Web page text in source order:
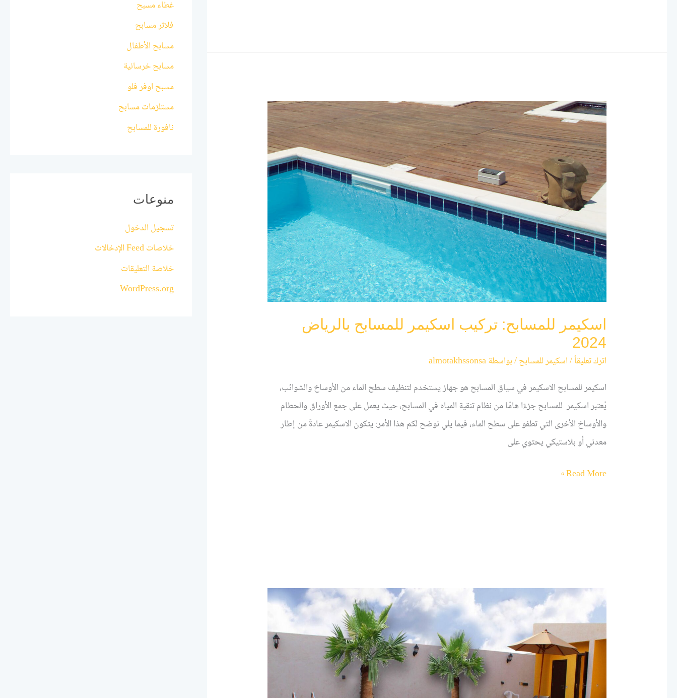
اسكيمر للمسابح: تركيب اسكيمر للمسابح بالرياض
2024
اترك تعليقاً/اسكيمر للمسابح/ بواسطةalmotakhssonsa
اسكيمر للمسابح الاسكيمر في سياق المسابح هو جهاز يستخدم لتنظيف سطح الماء من الأوساخ والشوائب،
يُعتبر اسكيمر للمسابح جزءًا هامًا من نظام تنقية المياه في المسابح، حيث يعمل على جمع الأوراق والحطام
والأوساخ الأخرى التي تطفو على سطح الماء، فيما يلي نوضح لكم هذا الأمر: يتكون الاسكيمر عادةً من إطار
معدني أو بلاستيكي يحتوي على
اسكيمر
للمسابح:
تركيب
اسكيمر
للمسابح
بالرياض
Read More »
أفضل
أنواع
فلاتر
للمسابح:
تركيب
فلاتر
غطاء مسبح
فلاتر مسابح
مسابح الأطفال
مسابح خرسانية
مسبح اوفر فلو
مستلزمات مسابح
نافورة للمسابح
منوعات
تسجيل الدخول
خلاصات Feed الإدخالات
خلاصة التعليقات
WordPress.org